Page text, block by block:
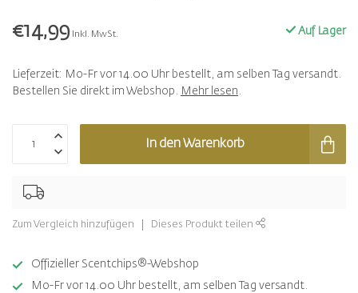
€14,99 Inkl. MwSt. Auf Lager
Lieferzeit: Mo-Fr vor 14.00 Uhr bestellt, am selben Tag versandt.
Bestellen Sie direkt im Webshop. Mehr lesen .
In den Warenkorb
Zum Vergleich hinzufügen Dieses Produkt teilen
Offizieller Scentchips®-Webshop
Mo-Fr vor 14.00 Uhr bestellt, am selben Tag versandt.